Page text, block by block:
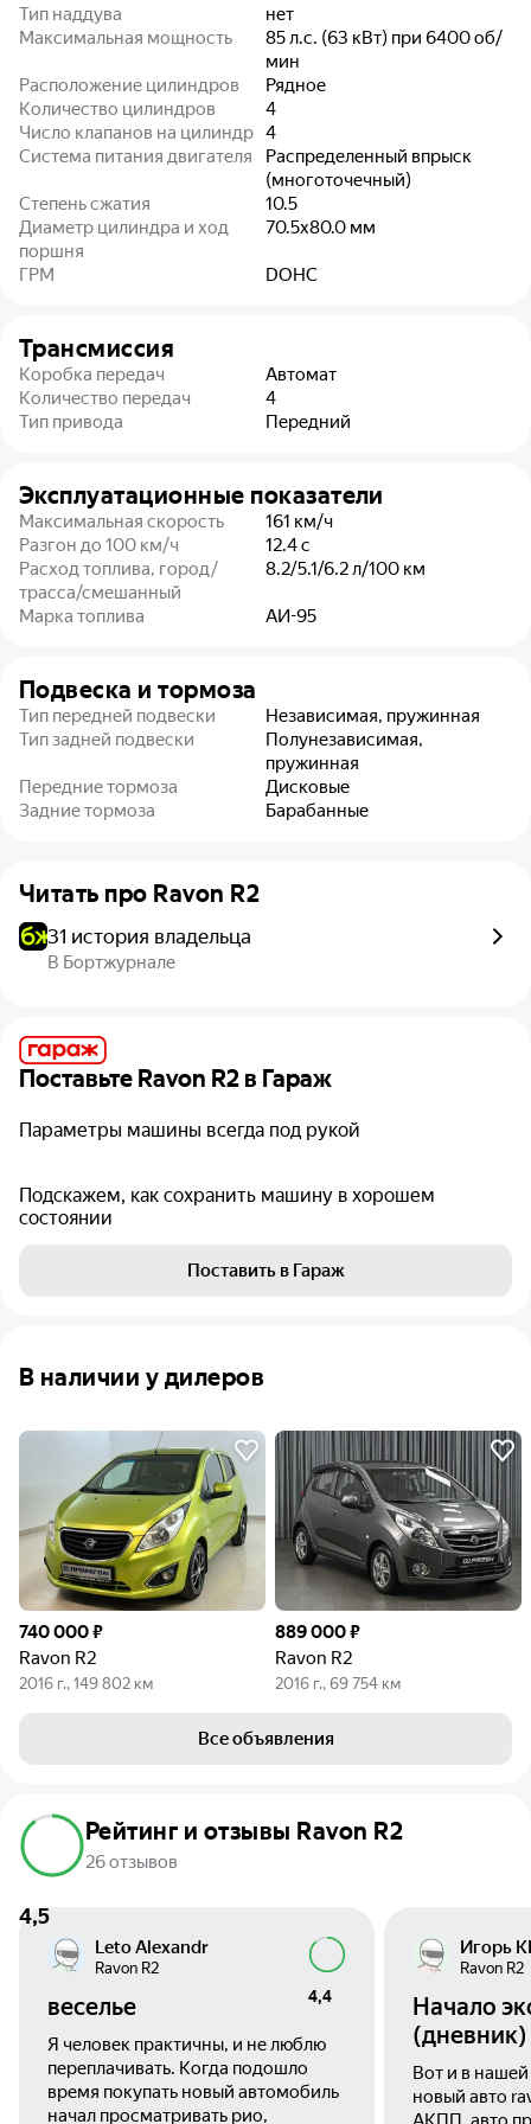
Тип наддува
нет
Максимальная мощность
85 л.с. (63 кВт) при 6400 об/
мин
Расположение цилиндров
Рядное
Количество цилиндров
4
Число клапанов на цилиндр 4
Система питания двигателя
Распределенный впрыск
(многоточечный)
Степень сжатия
10.5
Диаметр цилиндра и ход
поршня
70.5x80.0 мм
ГРМ DOHC
Трансмиссия
Коробка передач
Автомат
Количество передач
4
Тип привода
Передний
Эксплуатационные показатели
Максимальная скорость 161 км/ч
Разгон до 100 км/ч
12.4с
Расход топлива, город/
трасса/смешанный
8.2/5.1/6.2л/100 км
Марка топлива АИ-95
Подвеска и тормоза
Тип передней подвески
Независимая, пружинная
Тип задней подвески
Полунезависимая,
пружинная
Передние тормоза
Дисковые
Задние тормоза
Барабанные
Читать про Ravon R2
31 история владельца
В Бортжурнале
Поставьте Ravon R2 в Гараж
Параметры машины всегда под рукой
Подскажем, как сохранить машину в хорошем
состоянии
Поставить в Гараж
В наличии у дилеров
740 000 ₽
Ravon R2
2016 г., 149 802 км
889 000 ₽
Ravon R2
2016 г., 69 754 км
Все объявления
4,5
Рейтинг и отзывы Ravon R2
26 отзывов
Leto Alexandr
Ravon R2
4,4
веселье
Я человек практичны, и не люблю
переплачивать. Когда подошло
время покупать новый автомобиль
начал просматривать рио,
Игорь
Ravon R2
Начало
(дневник)
Вот и в
новый авто ravon r2 он